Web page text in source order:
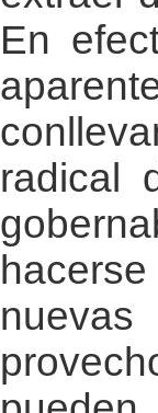
En
radical